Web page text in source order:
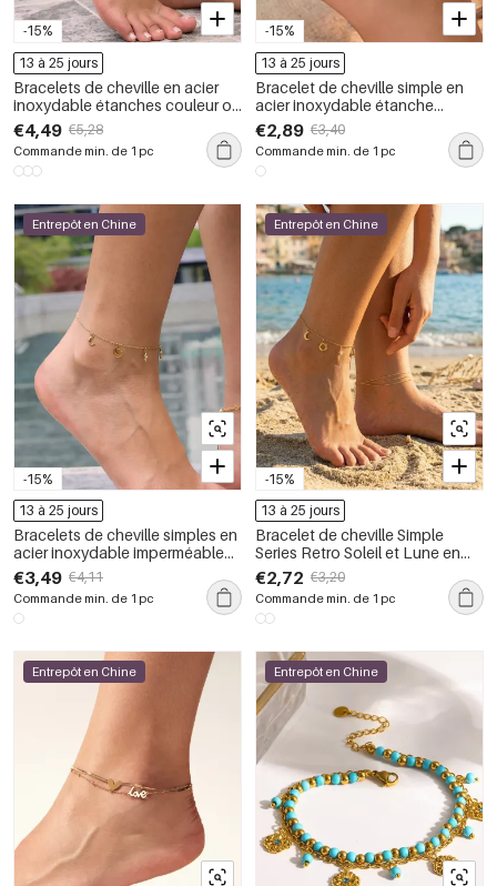
-15%
13 à 25 jours
Bracelets de cheville en acier
inoxydable étanches couleur or
avec zircon
€4,49 €5,28
Commande min. de 1 pc
-15%
13 à 25 jours
Bracelet de cheville simple en
acier inoxydable étanche
couleur or avec zircon
€2,89 €3,40
Commande min. de 1 pc
-15%
Entrepôt en Chine
13 à 25 jours
Bracelets de cheville simples en
acier inoxydable imperméable
couleur or avec étoile et lune
€3,49 €4,11
Commande min. de 1 pc
-15%
Entrepôt en Chine
13 à 25 jours
Bracelet de cheville Simple
Series Retro Soleil et Lune en
acier inoxydable étanche
couleur or
€2,72 €3,20
Commande min. de 1 pc
Entrepôt en Chine Entrepôt en Chine